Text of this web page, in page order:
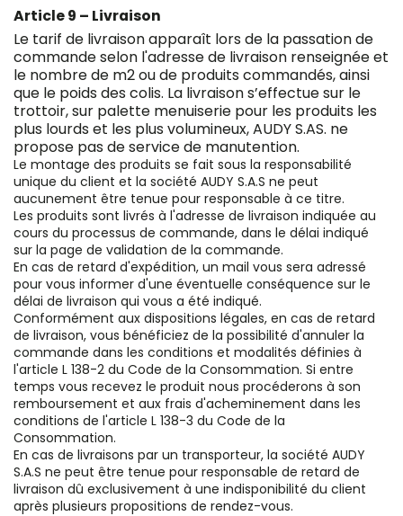
Article 9 – Livraison
Le tarif de livraison apparaît lors de la passation de
commande selon l'adresse de livraison renseignée et
le nombre de m2 ou de produits commandés, ainsi
que le poids des colis. La livraison s’effectue sur le
trottoir, sur palette menuiserie pour les produits les
plus lourds et les plus volumineux, AUDY S.AS. ne
propose pas de service de manutention.
Le montage des produits se fait sous la responsabilité
unique du client et la société AUDY S.A.S ne peut
aucunement être tenue pour responsable à ce titre.
Les produits sont livrés à l'adresse de livraison indiquée au
cours du processus de commande, dans le délai indiqué
sur la page de validation de la commande.
En cas de retard d'expédition, un mail vous sera adressé
pour vous informer d'une éventuelle conséquence sur le
délai de livraison qui vous a été indiqué.
Conformément aux dispositions légales, en cas de retard
de livraison, vous bénéficiez de la possibilité d'annuler la
commande dans les conditions et modalités définies à
l'article L 138-2 du Code de la Consommation. Si entre
temps vous recevez le produit nous procéderons à son
remboursement et aux frais d'acheminement dans les
conditions de l'article L 138-3 du Code de la
Consommation.
En cas de livraisons par un transporteur, la société AUDY
S.A.S ne peut être tenue pour responsable de retard de
livraison dû exclusivement à une indisponibilité du client
après plusieurs propositions de rendez-vous.